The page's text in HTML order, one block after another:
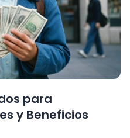
para
y Beneficios